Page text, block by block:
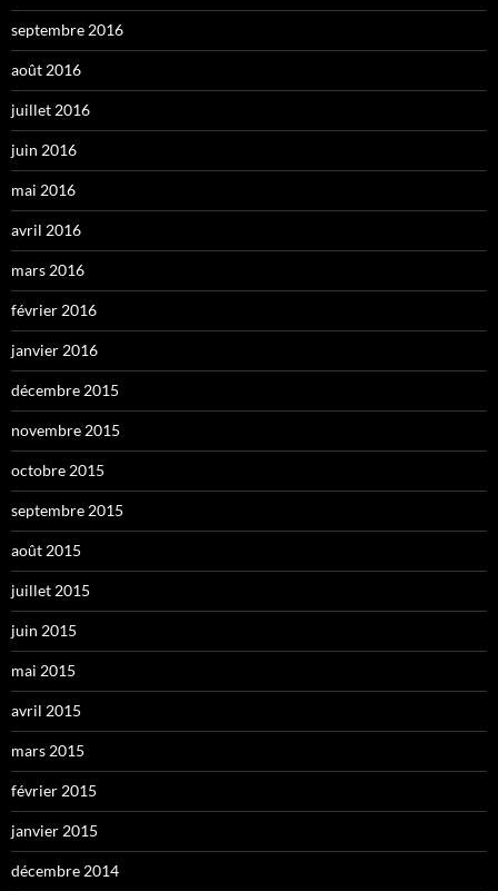
septembre 2016
août 2016
juillet 2016
juin 2016
mai 2016
avril 2016
mars 2016
février 2016
janvier 2016
décembre 2015
novembre 2015
octobre 2015
septembre 2015
août 2015
juillet 2015
juin 2015
mai 2015
avril 2015
mars 2015
février 2015
janvier 2015
décembre 2014